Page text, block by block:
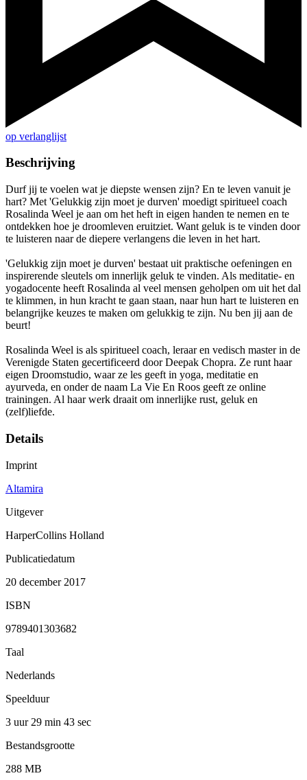
op verlanglijst
Beschrijving
Durf jij te voelen wat je diepste wensen zijn? En te leven vanuit je
hart? Met 'Gelukkig zijn moet je durven' moedigt spiritueel coach
Rosalinda Weel je aan om het heft in eigen handen te nemen en te
ontdekken hoe je droomleven eruitziet. Want geluk is te vinden door
te luisteren naar de diepere verlangens die leven in het hart.
'Gelukkig zijn moet je durven' bestaat uit praktische oefeningen en
inspirerende sleutels om innerlijk geluk te vinden. Als meditatie- en
yogadocente heeft Rosalinda al veel mensen geholpen om uit het dal
te klimmen, in hun kracht te gaan staan, naar hun hart te luisteren en
belangrijke keuzes te maken om gelukkig te zijn. Nu ben jij aan de
beurt!
Rosalinda Weel is als spiritueel coach, leraar en vedisch master in de
Verenigde Staten gecertificeerd door Deepak Chopra. Ze runt haar
eigen Droomstudio, waar ze les geeft in yoga, meditatie en
ayurveda, en onder de naam La Vie En Roos geeft ze online
trainingen. Al haar werk draait om innerlijke rust, geluk en
(zelf)liefde.
Details
Imprint
Altamira
Uitgever
HarperCollins Holland
Publicatiedatum
20 december 2017
ISBN
9789401303682
Taal
Nederlands
Speelduur
3 uur 29 min 43 sec
Bestandsgrootte
288 MB